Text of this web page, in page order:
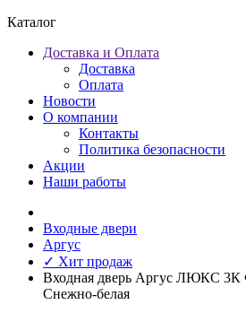
Каталог
Доставка и Оплата
Доставка
Оплата
Новости
О компании
Контакты
Политика безопасности
Акции
Наши работы
Входные двери
Аргус
✓ Хит продаж
Входная дверь Аргус ЛЮКС 3К
Снежно-белая